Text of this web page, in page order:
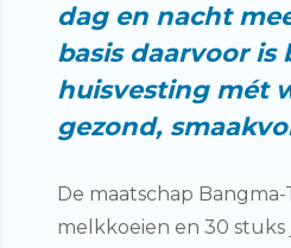
dag en nacht
basis daarvoor is
huisvesting mét
gezond,
De maatschap Bangma-
melkkoeien en 30 stuks